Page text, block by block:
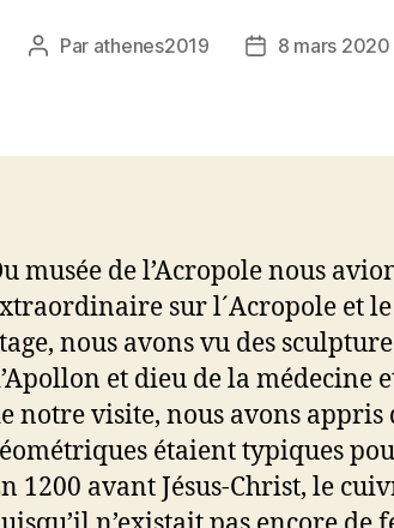
Auteur
Par athenes2019
Date8 mars 2020
musée de l’Acropole nous
sur l´Acropole et
nous avons vu des
et dieu de la médecine
notre visite, nous avons appris
étaient typiques
1200 avant Jésus-Christ, le